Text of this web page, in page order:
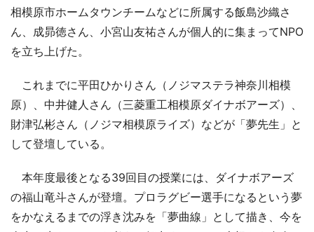
相模原市ホームタウンチームなどに所属する飯島沙織さ
ん、成昴徳さん、小宮山友祐さんが個人的に集まってNPO
を立ち上げた。
これまでに平田ひかりさん（ノジマステラ神奈川相模
原）、中井健人さん（三菱重工相模原ダイナボアーズ）、
財津弘彬さん（ノジマ相模原ライズ）などが「夢先生」と
して登壇している。
本年度最後となる39回目の授業には、ダイナボアーズ
の福山竜斗さんが登壇。プロラグビー選手になるという夢
をかなえるまでの浮き沈みを「夢曲線」として描き、今を